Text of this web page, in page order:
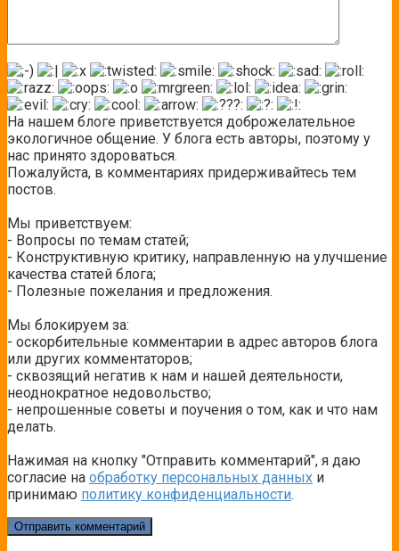
На нашем блоге приветствуется доброжелательное
экологичное общение. У блога есть авторы, поэтому у
нас принято здороваться.
Пожалуйста, в комментариях придерживайтесь тем
постов.
Мы приветствуем:
- Вопросы по темам статей;
- Конструктивную критику, направленную на улучшение
качества статей блога;
- Полезные пожелания и предложения.
Мы блокируем за:
- оскорбительные комментарии в адрес авторов блога
или других комментаторов;
- сквозящий негатив к нам и нашей деятельности,
неоднократное недовольство;
- непрошенные советы и поучения о том, как и что нам
делать.
Нажимая на кнопку "Отправить комментарий", я даю
согласие на обработку персональных данных и
принимаю политику конфиденциальности.